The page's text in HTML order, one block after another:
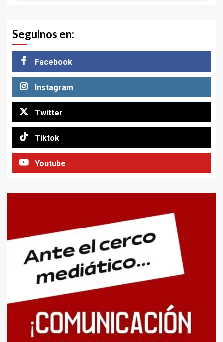
Seguinos en:
Facebook
Instagram
Twitter
Tiktok
Youtube